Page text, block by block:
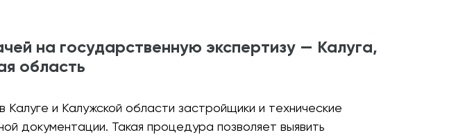
на государственную экспертизу — Калуга,
область
и Калужской области застройщики и технические
документации. Такая процедура позволяет выявить